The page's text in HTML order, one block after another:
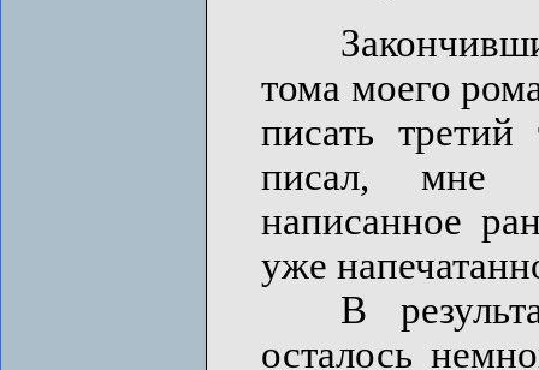
Закончивши
тома моего
писать
писал, мне
написанное
уже
В
осталось